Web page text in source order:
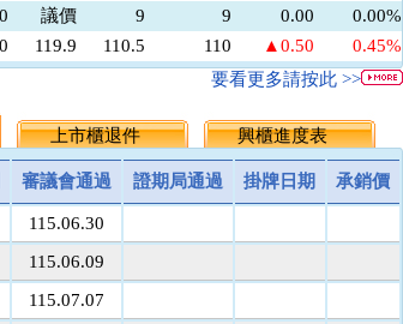
議價 9 9 0.00
0.00%
119.9 110.5 110 ▲0.50
0.45%
5.5 ▲0.20
3.51%
171.8 151.5 149.5 ▲2.00
1.32%
8.1 8.1 8 ▲0.10
1.23%
議價 10 10 0.00
0.00%
議價
議價
41.9 42.0 42 0.00
0.00%
13.7 13.6 13.5 ▲0.10
0.74%
要看更多請按此 >>
上市櫃退件 興櫃進度表
審議會通過 證期局通過 掛牌日期 承銷價
115.06.30
115.06.09
115.07.07